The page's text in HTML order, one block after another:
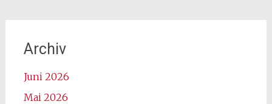
Archiv
Juni 2026
Mai 2026